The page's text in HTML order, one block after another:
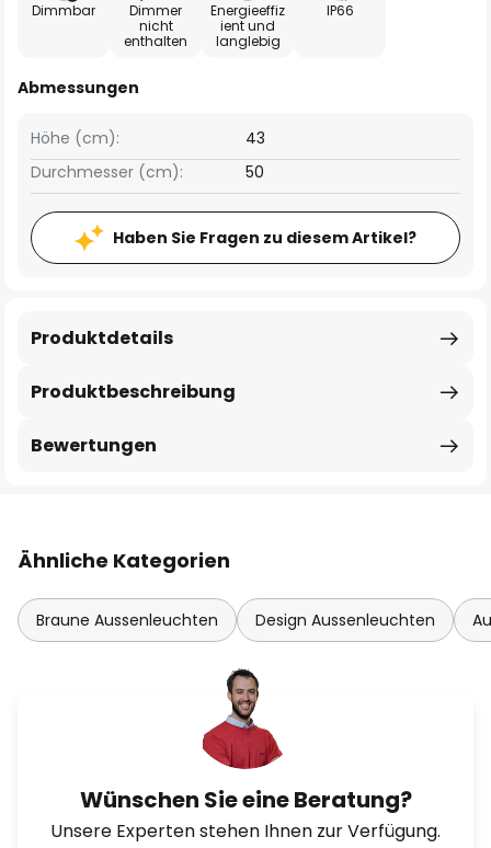
Dimmbar
Dimmer
nicht
enthalten
Energieeffiz
ient und
langlebig
IP66
Abmessungen
Höhe (cm):
43
Durchmesser (cm):
50
Haben Sie Fragen zu diesem Artikel?
Produktbeschreibung
Produktdetails
Bewertungen
Ähnliche Kategorien
Braune Aussenleuchten Design Aussenleuchten
Wünschen Sie eine Beratung?
Unsere Experten stehen Ihnen zur Verfügung.